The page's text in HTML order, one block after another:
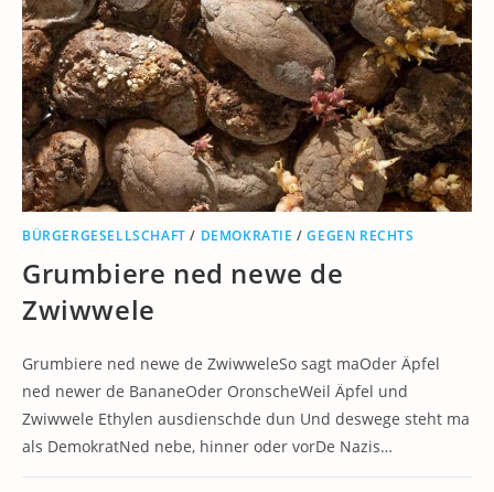
BÜRGERGESELLSCHAFT / DEMOKRATIE /GEGEN RECHTS
Grumbiere ned newe de
Zwiwwele
Grumbiere ned newe de ZwiwweleSo sagt maOder Äpfel
ned newer de BananeOder OronscheWeil Äpfel und
Zwiwwele Ethylen ausdienschde dun Und deswege steht ma
als DemokratNed nebe, hinner oder vorDe Nazis…